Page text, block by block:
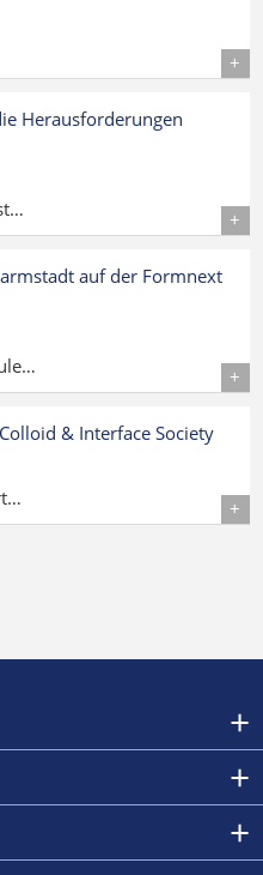
Herausforderungen
auf der Formnext
& Interface Society